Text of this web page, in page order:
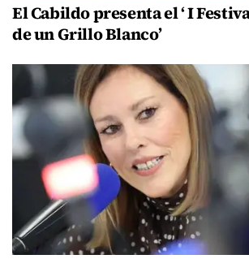
El Cabildo presenta el ‘ I
de un Grillo Blanco’